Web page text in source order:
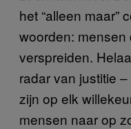
het “alleen maar”
woorden:
verspreiden.
radar van justitie
zijn op elk
mensen naar op